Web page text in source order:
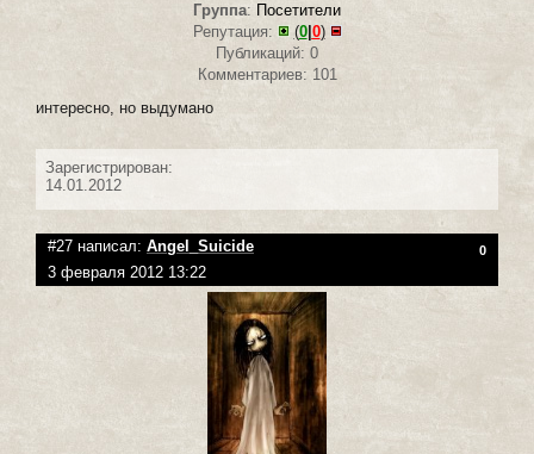
Группа: Посетители
Репутация:
(0| 0)
Публикаций: 0
Комментариев: 101
интересно, но выдумано
Зарегистрирован:
14.01.2012
#27 написал: Angel_Suicide 0
3 февраля 2012 13:22